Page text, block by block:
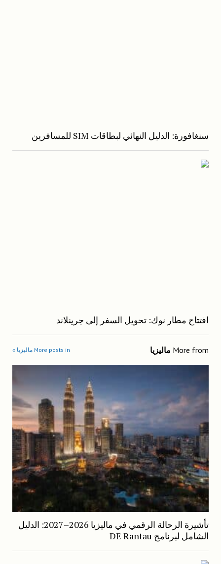
سنغافورة: الدليل النهائي لبطاقات SIM للمسافرين
افتتاح مطار نوك: تحويل السفر إلى جرينلاند
More from ماليزيا More posts in ماليزيا »
تأشيرة الرحالة الرقمي في ماليزيا 2026–2027: الدليل
الشامل لبرنامج DE Rantau